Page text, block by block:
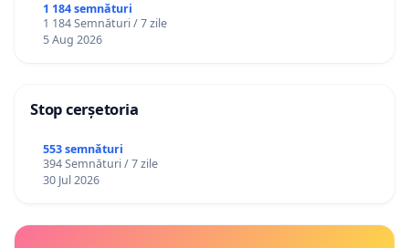
1 184 semnături
1 184 Semnături / 7 zile
5 Aug 2026
Stop cerșetoria
553 semnături
394 Semnături / 7 zile
30 Jul 2026